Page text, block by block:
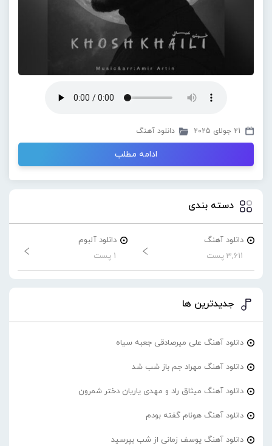
21 جولای 2025 دانلود آهنگ
ادامه مطلب
دسته بندی
دانلود آهنگ
3,611 پست
دانلود آلبوم
1 پست
جدیدترین ها
دانلود آهنگ علی میرصادقی جعبه سیاه
دانلود آهنگ مهراد جم باز شب شد
دانلود آهنگ میثاق راد و مهدی یاریان دختر شمرون
دانلود آهنگ هونام گفته بودم
دانلود آهنگ یوسف زمانی از شب بپرسید